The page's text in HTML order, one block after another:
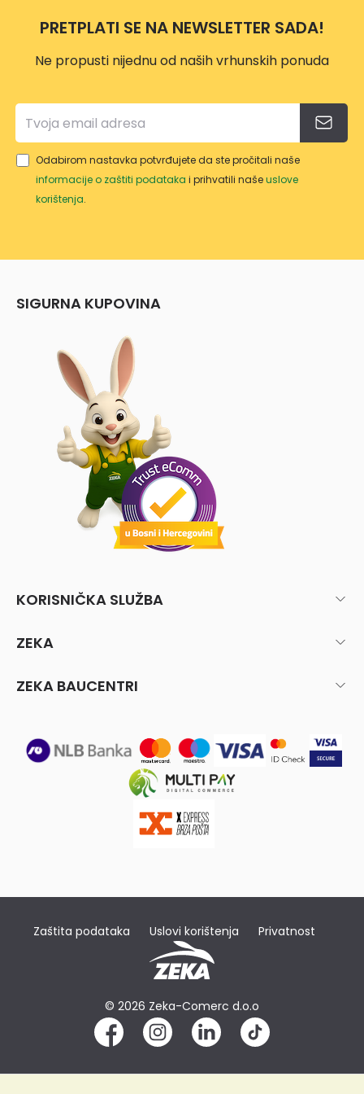
PRETPLATI SE NA NEWSLETTER SADA!
Ne propusti nijednu od naših vrhunskih ponuda
Odabirom nastavka potvrđujete da ste pročitali naše
informacije o zaštiti podataka i prihvatili našeuslove
korištenja.
SIGURNA KUPOVINA
KORISNIČKA SLUŽBA
ZEKA
ZEKA BAUCENTRI
Zaštita podataka Uslovi korištenja Privatnost
© 2026 Zeka-Comerc d.o.o